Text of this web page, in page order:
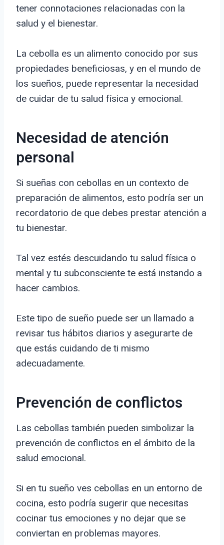
tener connotaciones relacionadas con la
salud y el bienestar.
La cebolla es un alimento conocido por sus
propiedades beneficiosas, y en el mundo de
los sueños, puede representar la necesidad
de cuidar de tu salud física y emocional.
Necesidad de atención
personal
Si sueñas con cebollas en un contexto de
preparación de alimentos, esto podría ser un
recordatorio de que debes prestar atención a
tu bienestar.
Tal vez estés descuidando tu salud física o
mental y tu subconsciente te está instando a
hacer cambios.
Este tipo de sueño puede ser un llamado a
revisar tus hábitos diarios y asegurarte de
que estás cuidando de ti mismo
adecuadamente.
Prevención de conflictos
Las cebollas también pueden simbolizar la
prevención de conflictos en el ámbito de la
salud emocional.
Si en tu sueño ves cebollas en un entorno de
cocina, esto podría sugerir que necesitas
cocinar tus emociones y no dejar que se
conviertan en problemas mayores.